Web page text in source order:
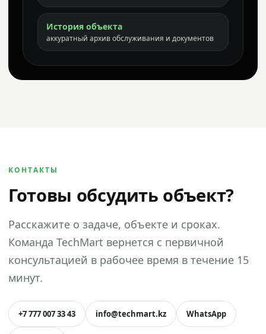
История объекта
аккуратный архив обслуживания и документов
КОНТАКТЫ
Готовы обсудить объект?
Расскажите о задаче, объекте и сроках.
Команда TechMart вернется с первичной
консультацией в рабочее время в течение 15
минут.
+7 777 007 33 43 info@techmart.kz WhatsApp